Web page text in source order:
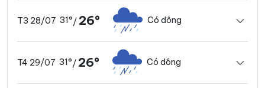
T3 28/07 31°/ 26° Có dông
T4 29/07 31°/ 26° Có dông